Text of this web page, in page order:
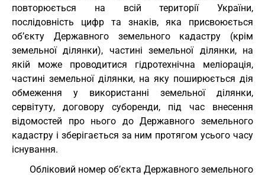
повторюється на всій території України,
послідовність цифр та знаків, яка присвоюється
об’єкту Державного земельного кадастру (крім
земельної ділянки), частині земельної ділянки, на
якій може проводитися гідротехнічна меліорація,
частині земельної ділянки, на яку поширюється дія
обмеження у використанні земельної ділянки,
сервітуту, договору суборенди, під час внесення
відомостей про нього до Державного земельного
кадастру і зберігається за ним протягом усього часу
існування.
Обліковий номер об’єкта Державного земельного